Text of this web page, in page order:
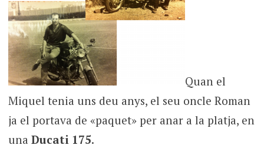
Quan el
Miquel tenia uns deu anys, el seu oncle Roman
ja el portava de «paquet» per anar a la platja, en
una Ducati 175.